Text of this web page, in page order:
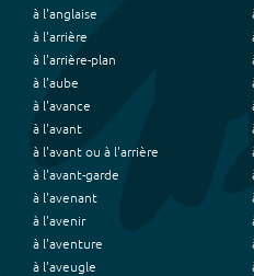
à l'anglaise
à l'arrière
à l'arrière-plan
à l'aube
à l'avance
à l'avant
à l'avant ou à l'arrière
à l'avant-garde
à l'avenant
à l'avenir
à l'aventure
à l'aveugle